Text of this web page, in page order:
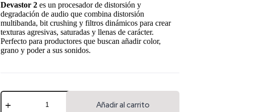
Devastor 2 es un procesador de distorsión y
degradación de audio que combina distorsión
multibanda, bit crushing y filtros dinámicos para crear
texturas agresivas, saturadas y llenas de carácter.
Perfecto para productores que buscan añadir color,
grano y poder a sus sonidos.
Añadir al carrito